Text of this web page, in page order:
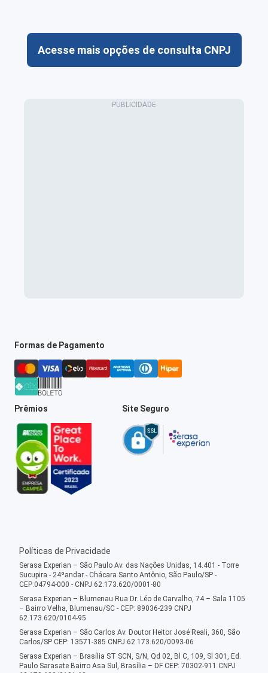
Acesse mais opções de consulta CNPJ
Formas de Pagamento
Prêmios Site Seguro
Políticas de Privacidade
Serasa Experian – São Paulo Av. das Nações Unidas, 14.401 - Torre
Sucupira - 24ºandar - Chácara Santo Antônio, São Paulo/SP -
CEP:04794-000 - CNPJ 62.173.620/0001-80
Serasa Experian – Blumenau Rua Dr. Léo de Carvalho, 74 – Sala 1105
– Bairro Velha, Blumenau/SC - CEP: 89036-239 CNPJ
62.173.620/0104-95
Serasa Experian – São Carlos Av. Doutor Heitor José Reali, 360, São
Carlos/SP CEP: 13571-385 CNPJ 62.173.620/0093-06
Serasa Experian – Brasília ST SCN, S/N, Qd 02, Bl C, 109, Sl 301, Ed.
Paulo Sarasate Bairro Asa Sul, Brasília – DF CEP: 70302-911 CNPJ